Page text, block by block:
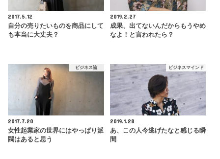
2017.5.12
自分の売りたいものを商品にして
も本当に大丈夫？
2019.2.27
成果、出てないんだからもうやめ
なよ！と言われたら？
ビジネス論
2017.7.20
女性起業家の世界にはやっぱり派
閥はあると思う
ビジネスマインド
2019.1.28
あ、この人今逃げたなと感じる瞬
間